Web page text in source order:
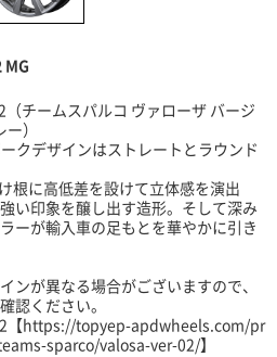
チームスパルコ ヴァローザ バージ
ー）
クデザインはストレートとラウンド
根に高低差を設けて立体感を演出
い印象を醸し出す造形。そして深み
ーが輸入車の足もとを華やかに引き
ンが異なる場合がございますので、
認ください。
【https://topyep-apdwheels.com/pr
sparco/valosa-ver-02/】